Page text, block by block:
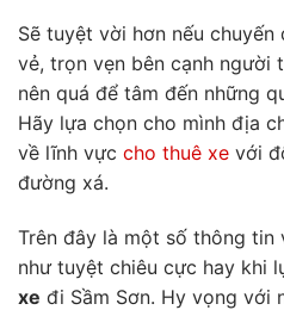
Sẽ tuyệt vời hơn nếu
vẻ, trọn vẹn bên cạnh người
nên quá để tâm đến những
Hãy lựa chọn cho mình địa
về lĩnh vực cho thuê xe với
đường xá.
Trên đây là một số thông tin
như tuyệt chiêu cực hay khi
xe đi Sầm Sơn. Hy vọng với